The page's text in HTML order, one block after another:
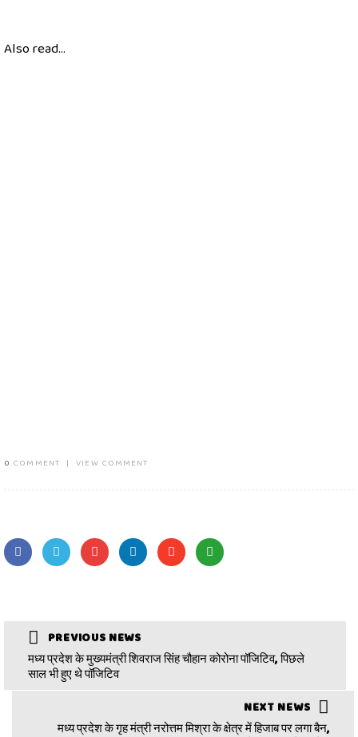
Also read...
0 COMMENT | VIEW COMMENT
PREVIOUS NEWS
मध्य प्रदेश के मुख्यमंत्री शिवराज सिंह चौहान कोरोना पॉजिटिव, पिछले
साल भी हुए थे पॉजिटिव
NEXT NEWS
मध्य प्रदेश के गृह मंत्री नरोत्तम मिश्रा के क्षेत्र में हिजाब पर लगा बैन,